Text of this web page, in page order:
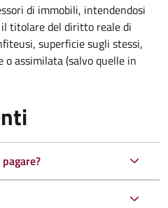
di immobili, intendendosi
titolare del diritto reale di
superficie sugli stessi,
o assimilata (salvo quelle in